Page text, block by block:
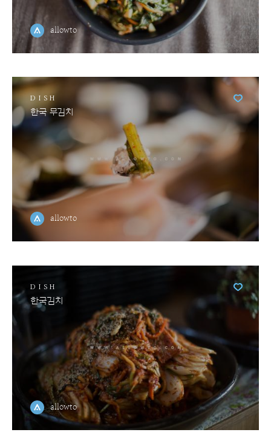
allowto
DISH
한국 무김치
allowto
DISH
한국김치
allowto